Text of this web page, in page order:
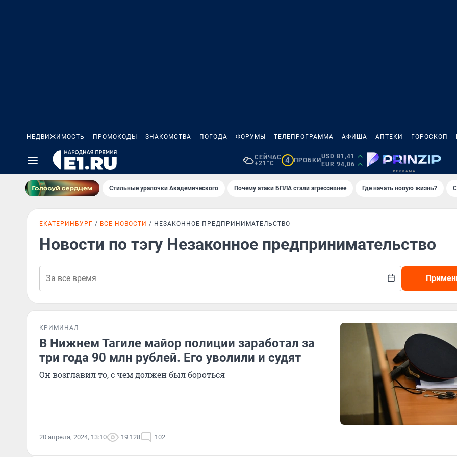
НЕДВИЖИМОСТЬ ПРОМОКОДЫ ЗНАКОМСТВА ПОГОДА ФОРУМЫ ТЕЛЕПРОГРАММА АФИША АПТЕКИ ГОРОСКОП
СЕЙЧАС
+21°C
4 ПРОБКИ
USD 81,41
EUR 94,06
Стильные уралочки Академического Почему атаки БПЛА стали агрессивнее Где начать новую жизнь?
ЕКАТЕРИНБУРГ ВСЕ НОВОСТИ НЕЗАКОННОЕ ПРЕДПРИНИМАТЕЛЬСТВО
Новости по тэгу Незаконное предпринимательство
КРИМИНАЛ
В Нижнем Тагиле майор полиции заработал за
три года 90 млн рублей. Его уволили и судят
Он возглавил то, с чем должен был бороться
20 апреля, 2024, 13:10 19 128 102